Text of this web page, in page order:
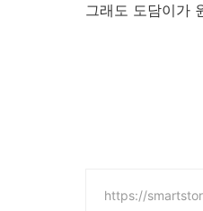
그래도 도담이가
https://